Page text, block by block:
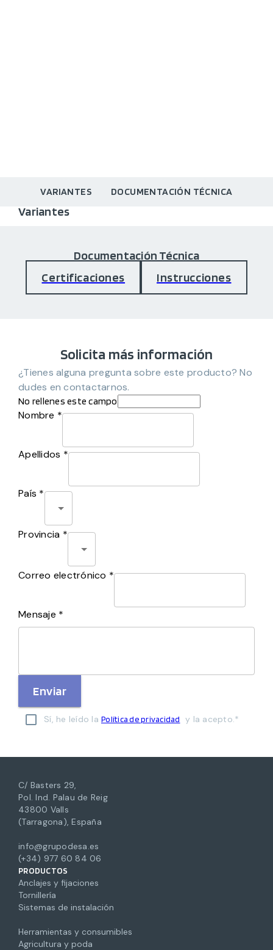
VARIANTES DOCUMENTACIÓN TÉCNICA
Variantes
Documentación Técnica
Certificaciones
Instrucciones
Solicita más información
¿Tienes alguna pregunta sobre este producto? No
dudes en contactarnos.
No rellenes este campo
Nombre *
Apellidos *
País *
Provincia *
Correo electrónico *
Mensaje *
Enviar
Sí, he leído la Política de privacidad y la acepto.*
C/ Basters 29,
Pol. Ind. Palau de Reig
43800 Valls
(Tarragona), España
info@grupodesa.es
(+34) 977 60 84 06
PRODUCTOS
Anclajes y fijaciones
Tornillería
Sistemas de instalación
Herramientas y consumibles
Agricultura y poda